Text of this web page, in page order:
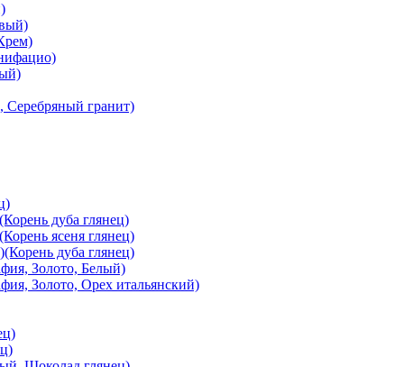
гранит)
дуба глянец)
ясеня глянец)
дуба глянец)
Золото, Белый)
Золото, Орех итальянский)